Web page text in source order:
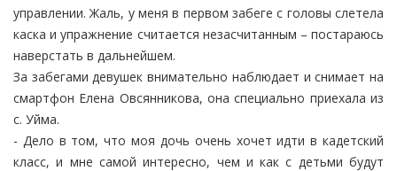
управлении. Жаль, у меня в первом забеге с головы слетела
каска и упражнение считается незасчитанным – постараюсь
наверстать в дальнейшем.
За забегами девушек внимательно наблюдает и снимает на
смартфон Елена Овсянникова, она специально приехала из
с. Уйма.
- Дело в том, что моя дочь очень хочет идти в кадетский
класс, и мне самой интересно, чем и как с детьми будут